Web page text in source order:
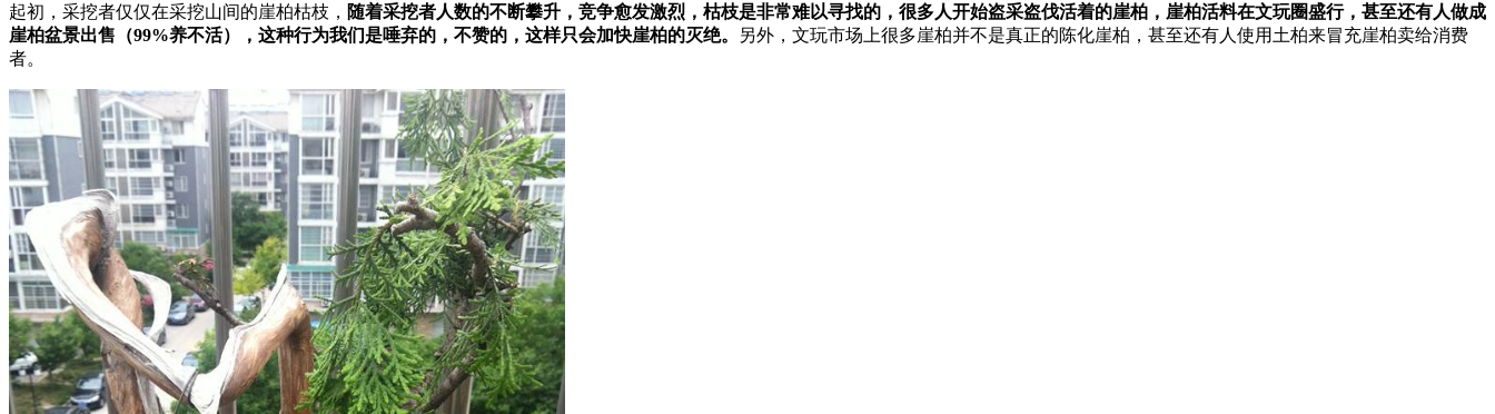
起初，采挖者仅仅在采挖山间的崖柏枯枝， 随着采挖者人数的不断攀升，竞争愈发激烈，枯枝是非常难以寻找的，很多人开始盗采盗伐活着的崖柏，崖柏活料在文玩圈盛行，甚至还有人做成
崖柏盆景出售（99%养不活），这种行为我们是唾弃的，不赞的，这样只会加快崖柏的灭绝。
另外，文玩市场上很多崖柏并不是真正的陈化崖柏，甚至还有人使用土柏来冒充崖柏卖给消费
者。